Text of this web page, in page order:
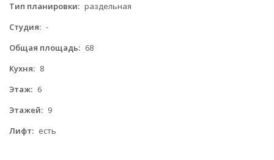
Тип планировки: раздельная
Студия: -
Общая площадь: 68
Кухня: 8
Этаж: 6
Этажей: 9
Лифт: есть